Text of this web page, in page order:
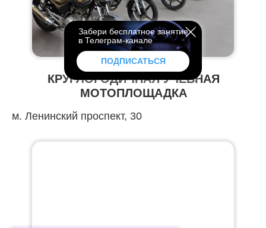
КРУГЛОГОДИЧНАЯ УЧЕБНАЯ
МОТОПЛОЩАДКА
м. Ленинский проспект, 30
Забери бесплатное занятие
в Телеграм-канале
ПОДПИСАТЬСЯ